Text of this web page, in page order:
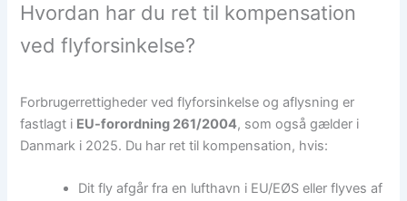
Hvordan har du ret til kompensation
ved flyforsinkelse?
Forbrugerrettigheder ved flyforsinkelse og aflysning er
fastlagt i EU-forordning 261/2004, som også gælder i
Danmark i 2025. Du har ret til kompensation, hvis:
Dit fly afgår fra en lufthavn i EU/EØS eller flyves af